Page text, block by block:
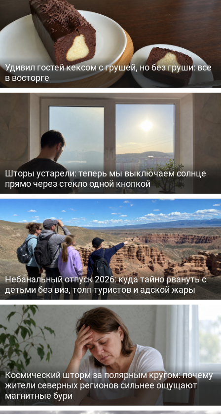
Удивил гостей кексом с грушей, но без груши: все
в восторге
Шторы устарели: теперь мы выключаем солнце
прямо через стекло одной кнопкой
Небанальный отпуск 2026: куда тайно рвануть с
детьми без виз, толп туристов и адской жары
Космический шторм за полярным кругом: почему
жители северных регионов сильнее ощущают
магнитные бури